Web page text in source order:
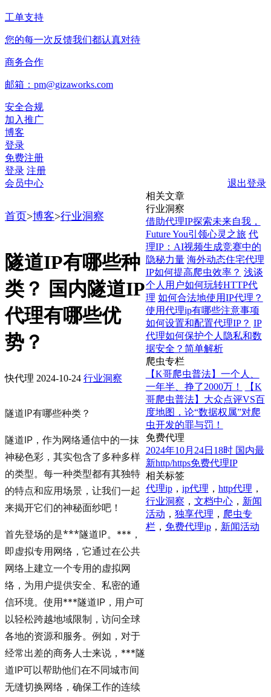
工单支持
您的每一次反馈我们都认真对待
商务合作
邮箱：pm@gizaworks.com
安全合规
加入推广
博客
登录
免费注册
登录 注册
会员中心
退出登录
首页>博客>行业洞察
隧道IP有哪些种
类？ 国内隧道IP
代理有哪些优
势？
快代理 2024-10-24 行业洞察
隧道IP有哪些种类？
隧道IP，作为网络通信中的一抹
神秘色彩，其实包含了多种多样
的类型。每一种类型都有其独特
的特点和应用场景，让我们一起
来揭开它们的神秘面纱吧！
首先登场的是***隧道IP。***，
即虚拟专用网络，它通过在公共
网络上建立一个专用的虚拟网
络，为用户提供安全、私密的通
信环境。使用***隧道IP，用户可
以轻松跨越地域限制，访问全球
各地的资源和服务。例如，对于
经常出差的商务人士来说，***隧
道IP可以帮助他们在不同城市间
无缝切换网络，确保工作的连续
相关文章
行业洞察
借助代理IP探索未来自我，
Future You引领心灵之旅 代
理IP：AI视频生成竞赛中的
隐秘力量 海外动态住宅代理
IP如何提高爬虫效率？ 浅谈
个人用户如何玩转HTTP代
理 如何合法地使用IP代理？
使用代理ip有哪些注意事项
如何设置和配置代理IP？ IP
代理如何保护个人隐私和数
据安全？简单解析
爬虫专栏
【K哥爬虫普法】一个人、
一年半、挣了2000万！
【K
哥爬虫普法】大众点评VS百
度地图，论“数据权属”对爬
虫开发的罪与罚！
免费代理
2024年10月24日18时 国内最
新http/https免费代理IP
相关标签
代理ip， ip代理 ， http代理 ，
行业洞察 ， 文档中心， 新闻
活动 ， 独享代理 ， 爬虫专
栏， 免费代理ip， 新闻活动